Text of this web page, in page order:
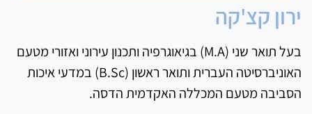
ירון קצ'קה
בעל תואר שני (M.A) בגיאוגרפיה ותכנון עירוני ואזורי מטעם
האוניברסיטה העברית ותואר ראשון (B.Sc) במדעי איכות
הסביבה מטעם המכללה האקדמית הדסה.